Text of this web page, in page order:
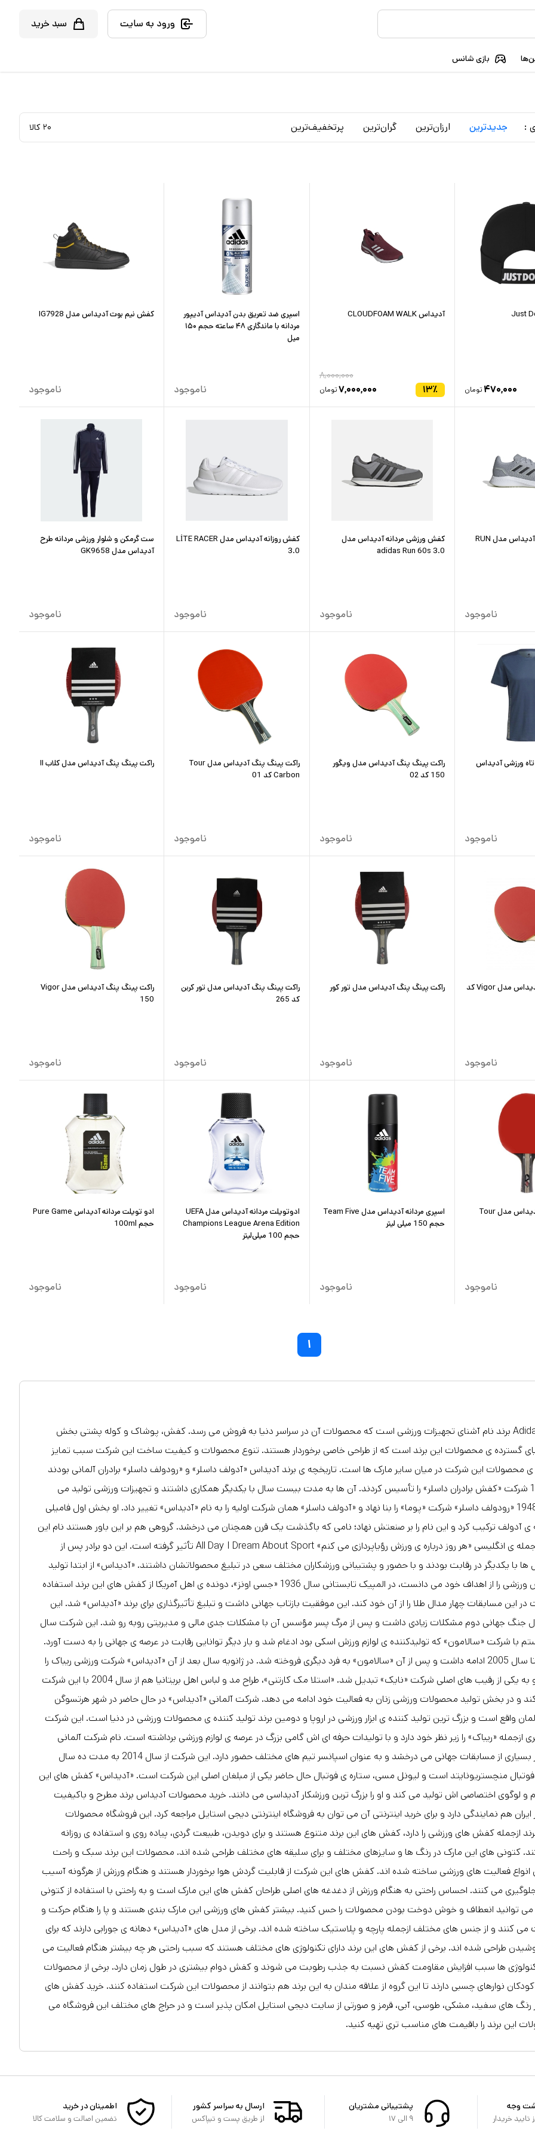
ورود به سایت سبد خرید
بازی شانس
: جدید‌ترین ارزان‌ترین گران‌ترین پرتخفیف‌ترین ۲۰ کالا
۴۷۰,۰۰۰ تومان
آدیداس CLOUDFOAM WALK
۱۳٪
۸,۰۰۰,۰۰۰
۷,۰۰۰,۰۰۰تومان
اسپری ضد تعریق بدن آدیداس آدیپور
مردانه با ماندگاری ۴۸ ساعته حجم ۱۵۰
میل
ناموجود
کفش نیم بوت آدیداس مدل IG7928
ناموجود
كفش ورزشى زنانه آديداس مدل RUN
ناموجود
كفش ورزشى مردانه آديداس مدل
adidas Run 60s 3.0
ناموجود
كفش روزانه آديداس مدل LİTE RACER
3.0
ناموجود
ست گرمکن و شلوار ورزشی مردانه طرح
آدیداس مدل GK9658
ناموجود
ورزشی آدیداس
ناموجود
راکت پینگ پنگ آدیداس مدل ویگور
150 کد 02
ناموجود
راکت پینگ پنگ آدیداس مدل Tour
Carbon کد 01
ناموجود
راکت پینگ پنگ آدیداس مدل کلاب II
ناموجود
راکت پینگ پنگ آدیداس مدل Vigor کد
ناموجود
راکت پینگ پنگ آدیداس مدل تور کور
ناموجود
راکت پینگ پنگ آدیداس مدل تور کربن
کد 265
ناموجود
راکت پینگ پنگ آدیداس مدل Vigor
150
ناموجود
راکت پینگ پنگ آدیداس مدل Tour
ناموجود
اسپری مردانه آدیداس مدل Team Five
حجم 150 میلی لیتر
ناموجود
ادوتویلت مردانه آدیداس مدل UEFA
Champions League Arena Edition
حجم 100 میلی‌لیتر
ناموجود
ادو تویلت مردانه آدیداس Pure Game
حجم 100ml
ناموجود
۱
«آدیداس» Adidas برند نام آشنای تجهیزات ورزشی است که محصولات آن در سراسر دنیا به فروش می رسد. کفش، پوشاک و کوله پشتی بخش
گسترده ی محصولات این برند است که از طراحی خاصی برخوردار هستند. تنوع محصولات و کیفیت ساخت این شرکت سبب تمایز
این شرکت در میان سایر مارک ها است. تاریخچه ی برند آدیداس «آدولف داسلر» و «رودولف داسلر» برادران آلمانی بودند
که سال 1924 شرکت «کفش برادران داسلر» را تأسیس کردند. آن ها به مدت بیست سال با یکدیگر همکاری داشتند و تجهیزات ورزشی تولید می
کردند. سال 1948 «رودولف داسلر» شرکت «پوما» را بنا نهاد و «آدولف داسلر» همان شرکت اولیه را به نام «آدیداس» تغییر داد. او بخش اول فامیلی
ی آدولف ترکیب کرد و این نام را بر صنعتش نهاد؛ نامی که باگذشت یک قرن همچنان می درخشد. گروهی هم بر این باور هستند نام این
برند جهانی ازجمله ی انگلیسی «هر روز درباره ی ورزش رؤیاپردازی می کنم» All Day I Dream About Sport تأثیر گرفته است. این دو برادر پس از
ها با یکدیگر در رقابت بودند و با حضور و پشتیبانی ورزشکاران مختلف سعی در تبلیغ محصولاتشان داشتند. «آدیداس» از ابتدا تولید
حرفه ای کفش ورزشی را از اهداف خود می دانست، در المپیک تابستانی سال 1936 «جسی اونز»، دونده ی اهل آمریکا از کفش های این برند استفاده
در این مسابقات چهار مدال طلا را از آن خود کند. این موفقیت بازتاب جهانی داشت و تبلیغ تأثیرگذاری برای برند «آدیداس» شد. این
جنگ جهانی دوم مشکلات زیادی داشت و پس از مرگ پسر مؤسس آن با مشکلات جدی مالی و مدیریتی روبه رو شد. این شرکت سال
با شرکت «سالامون» که تولیدکننده ی لوازم ورزش اسکی بود ادغام شد و بار دیگر توانایی رقابت در عرصه ی جهانی را به دست آورد.
این همکاری تا سال 2005 ادامه داشت و پس از آن «سالامون» به فرد دیگری فروخته شد. در ژانویه سال بعد از آن «آدیداس» شرکت ورزشی ریباک را
خریداری کرد و به یکی از رقیب های اصلی شرکت «نایک» تبدیل شد. «استلا مک کارتنی»، طراح مد و لباس اهل بریتانیا هم از سال 2004 با این شرکت
و در بخش تولید محصولات ورزشی زنان به فعالیت خود ادامه می دهد. شرکت آلمانی «آدیداس» در حال حاضر در شهر هرتسوگن
واقع است و بزرگ ترین تولید کننده ی ابزار ورزشی در اروپا و دومین برند تولید کننده ی محصولات ورزشی در دنیا است. این شرکت
ازجمله «ریباک» را زیر نظر خود دارد و با تولیدات حرفه ای اش گامی بزرگ در عرصه ی لوازم ورزشی برداشته است. نام شرکت آلمانی
«آدیداس» در بسیاری از مسابقات جهانی می درخشد و به عنوان اسپانسر تیم های مختلف حضور دارد. این شرکت از سال 2014 به مدت ده سال
فوتبال منچستریونایتد است و لیونل مسی، ستاره ی فوتبال حال حاضر یکی از مبلغان اصلی این شرکت است. «آدیداس» کفش های این
نام و لوگوی اختصاصی اش تولید می کند و او را بزرگ ترین ورزشکار آدیداسی می دانند. خرید محصولات آدیداس برند مطرح و باکیفیت
هم نمایندگی دارد و برای خرید اینترنتی آن می توان به فروشگاه اینترنتی دیجی استایل مراجعه کرد. این فروشگاه محصولات
ازجمله کفش های ورزشی را دارد، کفش های این برند متنوع هستند و برای دویدن، طبیعت گردی، پیاده روی و استفاده ی روزانه
کتونی های این مارک در رنگ ها و سایزهای مختلف و برای سلیقه های مختلف طراحی شده اند. محصولات این برند سبک و راحت
انواع فعالیت های ورزشی ساخته شده اند. کفش های این شرکت از قابلیت گردش هوا برخوردار هستند و هنگام ورزش از هرگونه آسیب
جلوگیری می کنند. احساس راحتی به هنگام ورزش از دغدغه های اصلی طراحان کفش های این مارک است و به راحتی با استفاده از کتونی
می توانید انعطاف و خوش دوخت بودن محصولات را حس کنید. بیشتر کفش های ورزشی این مارک بندی هستند و پا را هنگام حرکت و
کنند و از جنس های مختلف ازجمله پارچه و پلاستیک ساخته شده اند. برخی از مدل های «آدیداس» دهانه ی جورابی دارند که برای
طراحی شده اند. برخی از کفش های این برند دارای تکنولوژی های مختلف هستند که سبب راحتی هر چه بیشتر هنگام فعالیت می
ها سبب افزایش مقاومت کفش نسبت به جذب رطوبت می شوند و کفش دوام بیشتری در طول زمان دارد. برخی از محصولات
کودکان نوارهای چسبی دارند تا این گروه از علاقه مندان به این برند هم بتوانند از محصولات این شرکت استفاده کنند. خرید کفش های
رنگ های سفید، مشکی، طوسی، آبی، قرمز و صورتی از سایت دیجی استایل امکان پذیر است و در حراج های مختلف این فروشگاه می
این برند را باقیمت های مناسب تری تهیه کنید.
وجه
خریدار
پشتیبانی مشتریان
۹ الی ۱۷
ارسال به سراسر کشور
از طریق پست و تیپاکس
اطمینان در خرید
تضمین اصالت و سلامت کالا